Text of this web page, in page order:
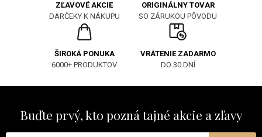
ZĽAVOVÉ AKCIE
DARČEKY K NÁKUPU
ORIGINÁLNY TOVAR
SO ZÁRUKOU PÔVODU
ŠIROKÁ PONUKA
6000+ PRODUKTOV
VRÁTENIE ZADARMO
DO 30 DNÍ
Buďte prvý, kto pozná tajné akcie a zľavy